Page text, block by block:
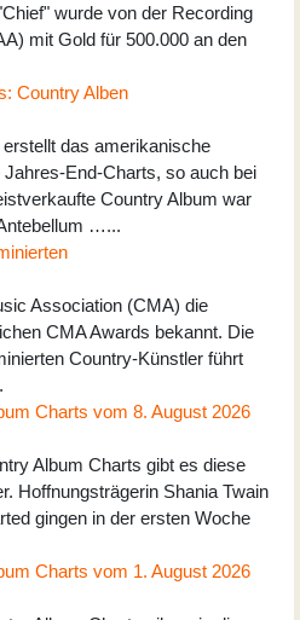
wurde von der Recording
mit Gold für 500.000 an den
Country Alben
das amerikanische
End-Charts, so auch bei
Country Album war
…...
Association (CMA) die
CMA Awards bekannt. Die
Country-Künstler führt
Charts vom 8. August 2026
Album Charts gibt es diese
Hoffnungsträgerin Shania Twain
gingen in der ersten Woche
Charts vom 1. August 2026